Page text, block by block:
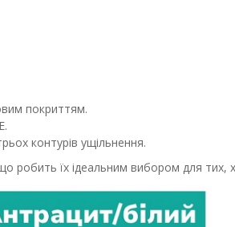
покриттям.
контурів ущільнення.
робить їх ідеальним вибором для